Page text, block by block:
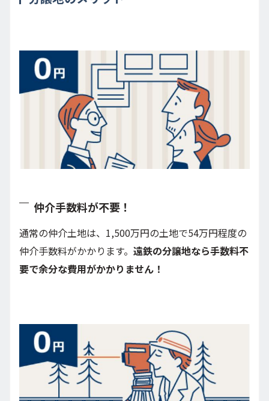
仲介手数料が不要！
通常の仲介土地は、1,500万円の土地で54万円程度の
仲介手数料がかかります。 遠鉄の分譲地なら手数料不
要で余分な費用がかかりません！